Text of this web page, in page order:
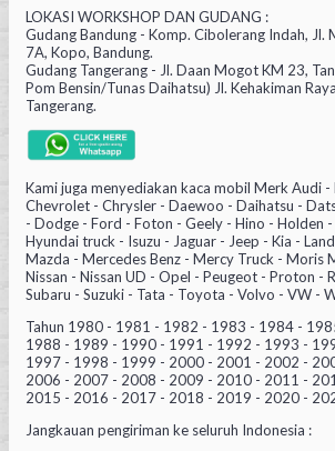
LOKASI WORKSHOP DAN GUDANG :
Gudang Bandung - Komp. Cibolerang Indah, Jl.
7A, Kopo, Bandung.
Gudang Tangerang - Jl. Daan Mogot KM 23,
Pom Bensin/Tunas Daihatsu) Jl. Kehakiman
Tangerang.
Kami juga menyediakan kaca mobil Merk Audi -
Chevrolet - Chrysler - Daewoo - Daihatsu -
- Dodge - Ford - Foton - Geely - Hino - Holden
Hyundai truck - Isuzu - Jaguar - Jeep - Kia -
Mazda - Mercedes Benz - Mercy Truck - Moris
Nissan - Nissan UD - Opel - Peugeot - Proton -
Subaru - Suzuki - Tata - Toyota - Volvo - VW -
Tahun 1980 - 1981 - 1982 - 1983 - 1984 -
1988 - 1989 - 1990 - 1991 - 1992 - 1993 -
1997 - 1998 - 1999 - 2000 - 2001 - 2002 -
2006 - 2007 - 2008 - 2009 - 2010 - 2011 -
2015 - 2016 - 2017 - 2018 - 2019 - 2020 -
Jangkauan pengiriman ke seluruh Indonesia :